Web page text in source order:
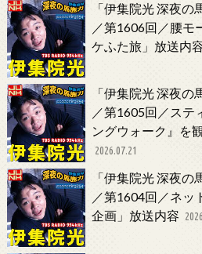
「伊集院光 深夜
／第1606回／腰モ
ケふた旅」放送内
「伊集院光 深夜
／第1605回／ステ
ングウォーク』を
2026.07.21
「伊集院光 深夜
／第1604回／ネッ
企画」放送内容